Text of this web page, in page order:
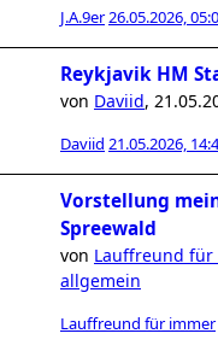
J.A.9er26.05.2026,
Reykjavik HM
von Daviid,
Daviid 21.05.2026,
Vorstellung
Spreewald
von Lauffreund für
allgemein
Lauffreund für immer